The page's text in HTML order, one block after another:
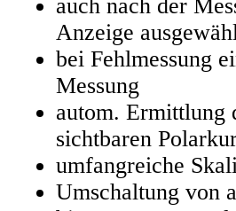
auch nach der
Anzeige
bei Fehlmessung
Messung
autom. Ermittlung
sichtbaren
umfangreiche
Umschaltung von